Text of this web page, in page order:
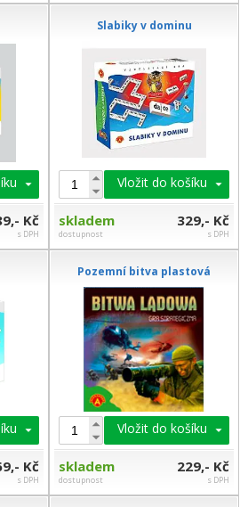
Kč
s DPH
Slabiky v dominu
Vložit do košíku
skladem
dostupnost
329,- Kč
s DPH
Kč
s DPH
Pozemní bitva plastová
Vložit do košíku
skladem
dostupnost
229,- Kč
s DPH